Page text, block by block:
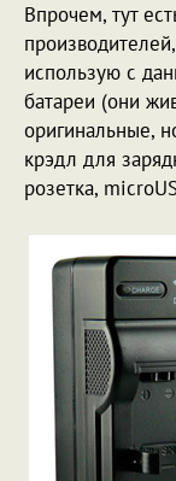
Впрочем, тут
использую с
батареи (они
оригинальные,
крэдл для
розетка,